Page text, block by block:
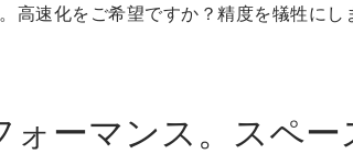
高速化をご希望ですか？精度を犠牲に
ーマンス。スペー